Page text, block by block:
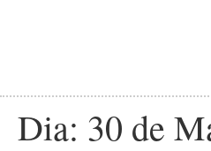
Dia: 30 de